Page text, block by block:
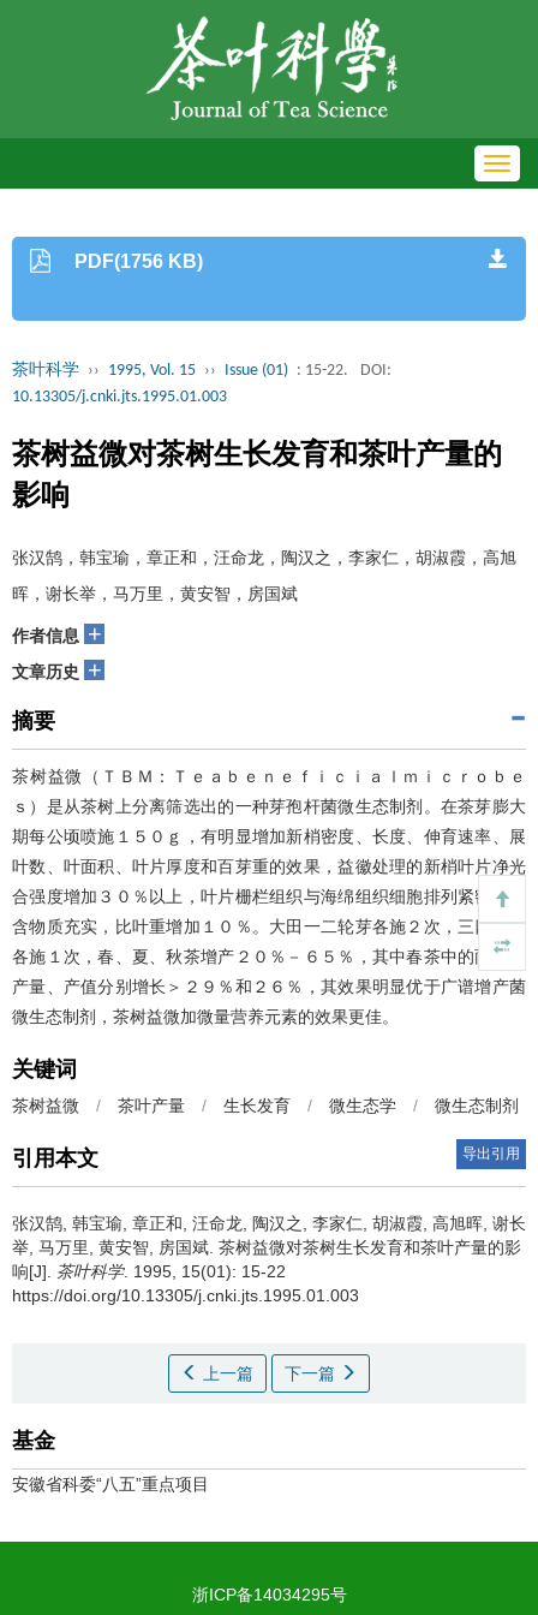
PDF(1756 KB)
茶叶科学 ›› 1995, Vol. 15 ›› Issue (01) : 15-22.
DOI:
10.13305/j.cnki.jts.1995.01.003
茶树益微对茶树生长发育和茶叶产量的
影响
张汉鹄，韩宝瑜，章正和，汪命龙，陶汉之，李家仁，胡淑霞，高旭
晖，谢长举，马万里，黄安智，房国斌
作者信息 +
文章历史 +
摘要
茶树益微（ＴＢＭ：Ｔｅａｂｅｎｅｆｉｃｉａｌｍｉｃｒｏｂｅ
ｓ）是从茶树上分离筛选出的一种芽孢杆菌微生态制剂。在茶芽膨大
期每公顷喷施１５０ｇ，有明显增加新梢密度、长度、伸育速率、展
叶数、叶面积、叶片厚度和百芽重的效果，益徽处理的新梢叶片净光
合强度增加３０％以上，叶片栅栏组织与海绵组织细胞排列紧密，内
含物质充实，比叶重增加１０％。大田一二轮芽各施２次，三四轮芽
各施１次，春、夏、秋茶增产２０％－６５％，其中春茶中的雨前茶
产量、产值分别增长＞２９％和２６％，其效果明显优于广谱增产菌
微生态制剂，茶树益微加微量营养元素的效果更佳。
关键词
茶树益微 / 茶叶产量 / 生长发育 / 微生态学 / 微生态制剂
引用本文 导出引用
张汉鹄, 韩宝瑜, 章正和, 汪命龙, 陶汉之, 李家仁, 胡淑霞, 高旭晖, 谢长
举, 马万里, 黄安智, 房国斌. 茶树益微对茶树生长发育和茶叶产量的影
响[J]. 茶叶科学. 1995, 15(01): 15-22
https://doi.org/10.13305/j.cnki.jts.1995.01.003
上一篇 下一篇
基金
安徽省科委“八五”重点项目
浙ICP备14034295号